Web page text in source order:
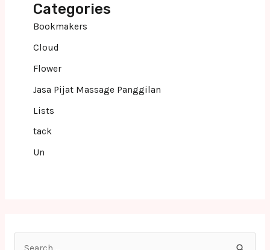
Categories
Bookmakers
Cloud
Flower
Jasa Pijat Massage Panggilan
Lists
tack
Un